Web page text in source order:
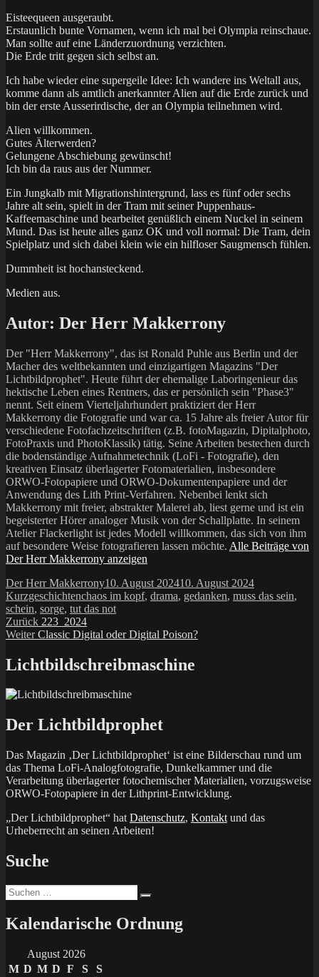
Eisteequeen ausgeraubt.
Erstaunlich bunte Vornamen, wenn ich mal bei Olympia reinschaue.
Man sollte auf eine Länderzuordnung verzichten.
Die Erde tritt gegen sich selbst an.
Ich habe wieder eine supergeile Idee: Ich wandere ins Weltall aus,
komme dann als amtlich anerkannter Alien auf die Erde zurück und
bin der erste Ausserirdische, der an Olympia teilnehmen wird.
Alien willkommen.
Gutes Älterwerden?
Gelungene Abschiebung gewünscht!
Ich bin da raus aus der Nummer.
Ein Jungkalb mit Migrationshintergrund, lass es fünf oder sechs
Jahre alt sein, spielt in der Tram mit seiner Puppenhaus-
Kaffeemaschine und bearbeitet genüßlich einem Nuckel in seinem
Mund. Das ist heute alles ganz OK und voll normal: Die Tram, dein
Spielplatz und sich dabei klein wie ein hilfloser Saugmensch fühlen.
Dummheit ist hochansteckend.
Medien aus.
Autor: Der Herr Makkerrony
Der "Herr Makkerrony", das ist Ronald Puhle aus Berlin und der
Macher des weltbekannten und einzigartigen Magazins "Der
Lichtbildprophet". Heute führt der ehemalige Laboringenieur das
hektische Leben eines Rentners, das er persönlich sein "Phase3"
nennt. Seit einem Vierteljahrhundert praktiziert der Herr
Makkerrony die Fotografie und war ca. 15 Jahre als freier Autor für
verschiedene Fotofachzeitschriften (z.B. fotoMagazin, Dipitalphoto,
FotoPraxis und PhotoKlassik) tätig. Seine Arbeiten bestechen durch
die bodenständige Aufnahmetechnik (LoFi - Fotografie), den
kreativen Einsatz überlagerter Fotomaterialien, insbesondere
ORWO-Fotopapiere und ORWO-Dokumentenpapiere und der
Anwendung des Lith Print-Verfahren. Nebenbei lenkt sich
Makkerrony mit freier, abstrakter Malerei ab, liest gerne und ist ein
begeisterter Hörer analoger Musik von der Schallplatte. In seinem
Atelier Flackerlight ist jedes Modell willkommen, das sich von ihm
auf besondere Weise fotografieren lassen möchte. Alle Beiträge von
Der Herr Makkerrony anzeigen
Autor
Der Herr MakkerronyVeröffentlicht
am
10. August 202410. August 2024Kategorien
KurzgeschichtenSchlagwörter
chaos im kopf, drama, gedanken, muss das sein,
schein, sorge, tut das not
Beitragsnavigation
Zurück Vorheriger
Beitrag:
223_2024
Weiter Nächster
Classic Digital oder Digital Poison?
Lichtbildschreibmaschine
Der Lichtbildprophet
Das Magazin ‚Der Lichtbildprophet‘ ist eine Bilderschau rund um
das Thema LoFi-Analogfotografie, Dunkelkammer und die
Verarbeitung überlagerter fotochemischer Materialien, vorzugsweise
ORWO-Fotopapiere in der Lithprint-Entwicklung.
„Der Lichtbildprophet“ hat Datenschutz, Kontakt und das
Urheberrecht an seinen Arbeiten!
Suche
Suchen
nach:
Kalendarische Ordnung
August 2026
M D M D F S
S